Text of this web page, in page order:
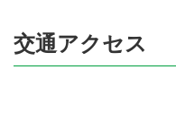
交通アクセス